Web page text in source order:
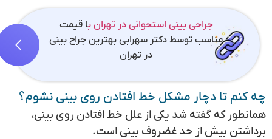
جراحی بینی استحوانی در تهران با قیمت
مناسب توسط دکتر سهرابی بهترین جراح بینی
در تهران
چه کنم تا دچار مشکل خط افتادن روی بینی نشوم؟
همانطور که گفته شد یکی از علل خط افتادن روی بینی،
برداشتن بیش از حد غضروف بینی است.